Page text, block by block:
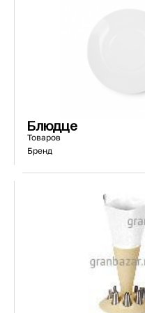
Блюдце
Товаров
Бренд